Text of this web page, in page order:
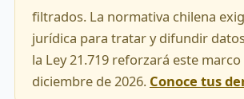
filtrados. La normativa chilena
jurídica para tratar y difundir
la Ley 21.719 reforzará este
diciembre de 2026. Conoce tus